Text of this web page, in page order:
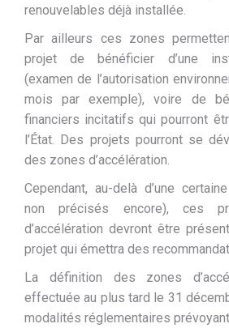
renouvelables déjà installée.
Par ailleurs ces zones
projet de bénéficier d’une
(examen de l’autorisation
mois par exemple), voire de
financiers incitatifs qui pourront
l’État. Des projets pourront se
des zones d’accélération.
Cependant, au-delà d’une
non précisés encore), ces
d’accélération devront être
projet qui émettra des
La définition des zones
effectuée au plus tard le 31
modalités réglementaires